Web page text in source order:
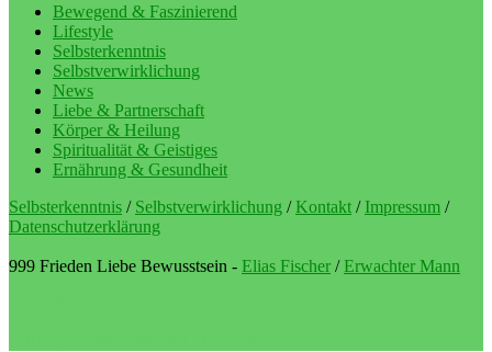
Bewegend & Faszinierend
Lifestyle
Selbsterkenntnis
Selbstverwirklichung
News
Liebe & Partnerschaft
Körper & Heilung
Spiritualität & Geistiges
Ernährung & Gesundheit
Selbsterkenntnis / Selbstverwirklichung /Kontakt / Impressum /
Datenschutzerklärung
999 Frieden Liebe Bewusstsein - Elias Fischer /Erwachter Mann